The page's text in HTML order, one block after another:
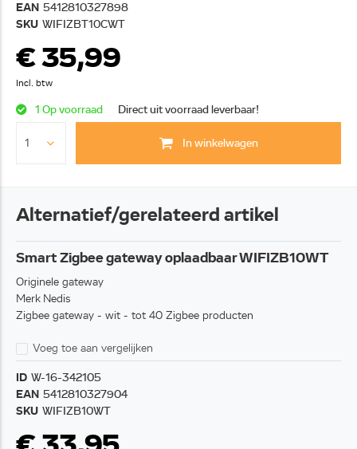
EAN 5412810327898
SKU WIFIZBT10CWT
€ 35,99
Incl. btw
1 Op voorraad Direct uit voorraad leverbaar!
In winkelwagen
Alternatief/gerelateerd artikel
Smart Zigbee gateway oplaadbaar WIFIZB10WT
Originele gateway
Merk Nedis
Zigbee gateway - wit - tot 40 Zigbee producten
Voeg toe aan vergelijken
ID W-16-342105
EAN 5412810327904
SKU WIFIZB10WT